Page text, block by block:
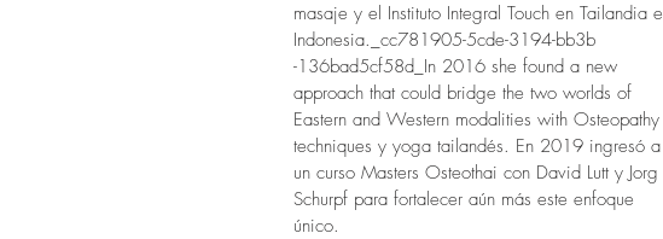
masaje y el Instituto Integral Touch en Tailandia e
Indonesia._cc781905-5cde-3194-bb3b
-136bad5cf58d_In 2016 she found a new
approach that could bridge the two worlds of
Eastern and Western modalities with Osteopathy
techniques y yoga tailandés. En 2019 ingresó a
un curso Masters Osteothai con David Lutt y Jorg
Schurpf para fortalecer aún más este enfoque
único.